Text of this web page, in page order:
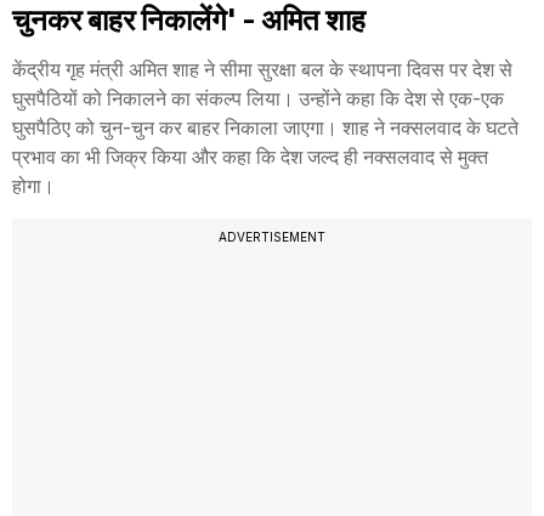
चुनकर बाहर निकालेंगे' - अमित शाह
केंद्रीय गृह मंत्री अमित शाह ने सीमा सुरक्षा बल के स्थापना दिवस पर देश से
घुसपैठियों को निकालने का संकल्प लिया। उन्होंने कहा कि देश से एक-एक
घुसपैठिए को चुन-चुन कर बाहर निकाला जाएगा। शाह ने नक्सलवाद के घटते
प्रभाव का भी जिक्र किया और कहा कि देश जल्द ही नक्सलवाद से मुक्त
होगा।
ADVERTISEMENT